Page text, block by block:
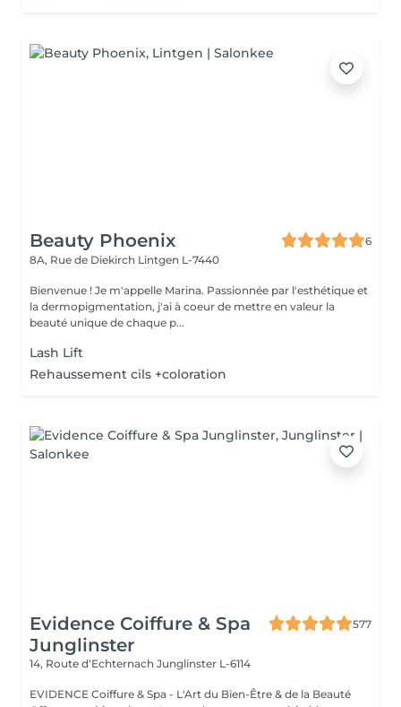
Beauty Phoenix
6
8A, Rue de Diekirch Lintgen L-7440
Bienvenue ! Je m'appelle Marina. Passionnée par l'esthétique et
la dermopigmentation, j'ai à coeur de mettre en valeur la
beauté unique de chaque p...
Lash Lift
Rehaussement cils +coloration
Evidence Coiffure & Spa
Junglinster
577
14, Route d‘Echternach Junglinster L-6114
EVIDENCE Coiffure & Spa - L'Art du Bien-Être & de la Beauté